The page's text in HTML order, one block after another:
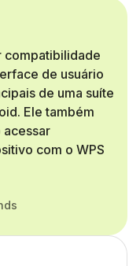
compatibilidade
de usuário
de uma suíte
Ele também
acessar
com o WPS